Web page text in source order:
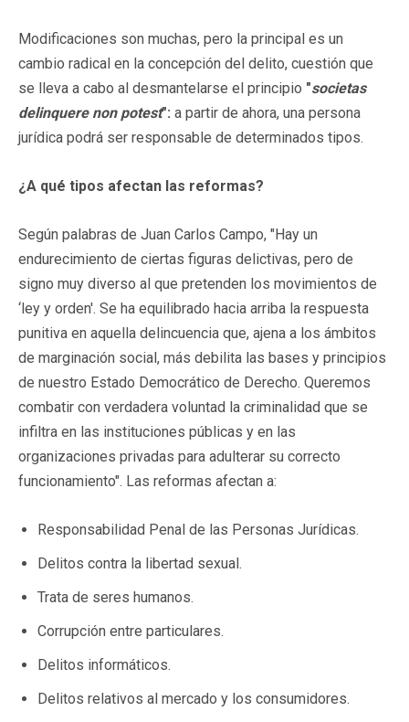
Modificaciones son muchas, pero la principal es un
cambio radical en la concepción del delito, cuestión que
se lleva a cabo al desmantelarse el principio "societas
delinquere non potest": a partir de ahora, una persona
jurídica podrá ser responsable de determinados tipos.
¿A qué tipos afectan las reformas?
Según palabras de Juan Carlos Campo, "Hay un
endurecimiento de ciertas figuras delictivas, pero de
signo muy diverso al que pretenden los movimientos de
‘ley y orden'. Se ha equilibrado hacia arriba la respuesta
punitiva en aquella delincuencia que, ajena a los ámbitos
de marginación social, más debilita las bases y principios
de nuestro Estado Democrático de Derecho. Queremos
combatir con verdadera voluntad la criminalidad que se
infiltra en las instituciones públicas y en las
organizaciones privadas para adulterar su correcto
funcionamiento". Las reformas afectan a:
Responsabilidad Penal de las Personas Jurídicas.
Delitos contra la libertad sexual.
Trata de seres humanos.
Corrupción entre particulares.
Delitos informáticos.
Delitos relativos al mercado y los consumidores.